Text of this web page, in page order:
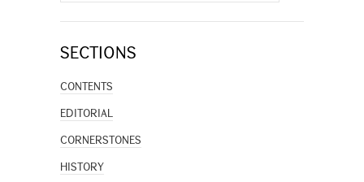
SECTIONS
CONTENTS
EDITORIAL
CORNERSTONES
HISTORY